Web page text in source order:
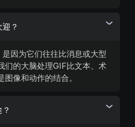
？
因为它们往往比消息或大型
们的大脑处理GIF比文本、术
像和动作的结合。